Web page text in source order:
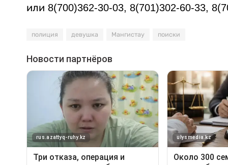
или 8(700)362-30-03, 8(701)302-60-33,
полиция девушка Мангистау поиски